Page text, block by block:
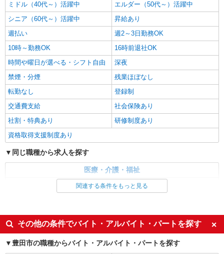
キープ 詳細を見る
派遣社員
株式会社kotrio /●NG-H-2029595
＜豊田市＞デイサービスSTAFF＊16時退社も
OK！子育て世代活躍中
時給1500円〜2125円 ＜日払い有/週払い有/交
通費全支給(ガソリン代含む)＞
豊田市◎車通勤OK
詳細を見る
株式会社kotrio /●NG-H-1815170
夕方までのデイサービス☆車の運転できる方優
遇【豊田市】
時給1500円〜2125円 ＜日払い有/週払い有/交
キープ 詳細を見る
ミドル（40代～）活躍中
エルダー（50代～）活躍中
シニア（60代～）活躍中
昇給あり
週払い
週2～3日勤務OK
10時～勤務OK
16時前退社OK
時間や曜日が選べる・シフト自由
深夜
禁煙・分煙
残業ほぼなし
転勤なし
登録制
交通費支給
社会保険あり
社割・特典あり
研修制度あり
資格取得支援制度あり
同じ職種から求人を探す
医療・介護・福祉
未経験歓迎
ミドル（40代～）活躍中
週2～3日勤務OK
深夜
交通費支給
社会保険あり
関連する条件をもっと見る
その他の条件でバイト・アルバイト・パートを探す
豊田市の職種からバイト・アルバイト・パートを探す